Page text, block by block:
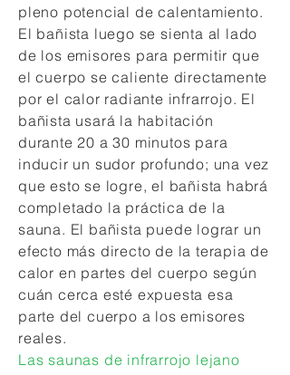
pleno potencial de calentamiento.
El bañista luego se sienta al lado
de los emisores para permitir que
el cuerpo se caliente directamente
por el calor radiante infrarrojo. El
bañista usará la habitación
durante 20 a 30 minutos para
inducir un sudor profundo; una vez
que esto se logre, el bañista habrá
completado la práctica de la
sauna. El bañista puede lograr un
efecto más directo de la terapia de
calor en partes del cuerpo según
cuán cerca esté expuesta esa
parte del cuerpo a los emisores
reales.
Las saunas de infrarrojo lejano